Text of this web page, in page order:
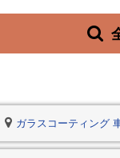
ガラスコーティング